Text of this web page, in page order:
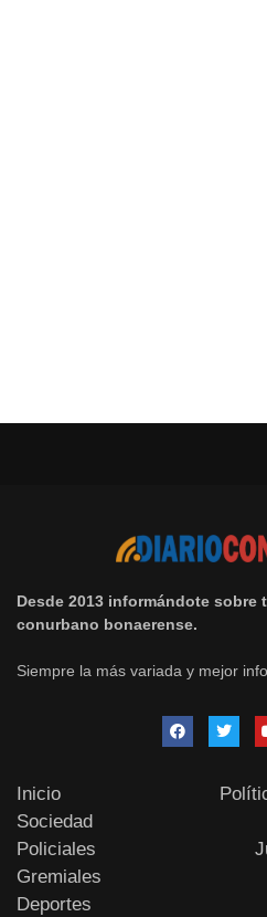
Desde 2013 informándote sobre
conurbano bonaerense.
Siempre la más variada y mejor
Inicio
Sociedad
Policiales
Gremiales
Deportes